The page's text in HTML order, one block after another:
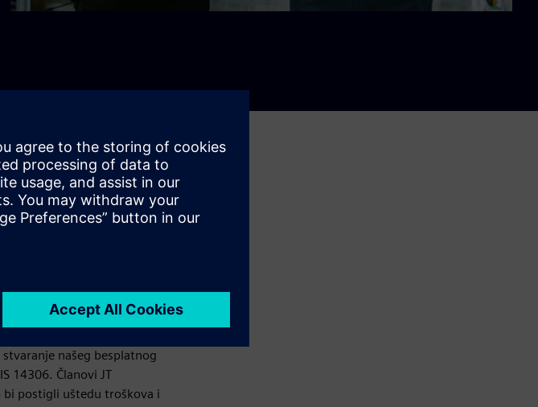
krugom formiraju
grupe naprednih
preko 150 članova,
našeg besplatnog
14306. Članovi JT
bi postigli uštedu troškova i